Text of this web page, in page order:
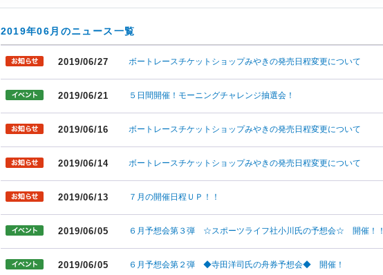
2019年06月のニュース一覧
2019/06/27 ボートレースチケットショップみやきの発売日程変更について
2019/06/21 ５日間開催！モーニングチャレンジ抽選会！
2019/06/16 ボートレースチケットショップみやきの発売日程変更について
2019/06/14 ボートレースチケットショップみやきの発売日程変更について
2019/06/13 ７月の開催日程ＵＰ！！
2019/06/05 ６月予想会第３弾 ☆スポーツライフ社小川氏の予想会☆ 開催！！
2019/06/05 ６月予想会第２弾 ◆寺田洋司氏の舟券予想会◆ 開催！